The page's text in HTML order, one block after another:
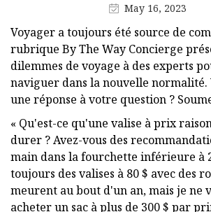
May 16, 2023
Voyager a toujours été source de
rubrique By The Way Concierge
dilemmes de voyage à des experts
naviguer dans la nouvelle normalité.
une réponse à votre question ?
« Qu'est-ce qu'une valise à prix
durer ? Avez-vous des
main dans la fourchette inférieure à
toujours des valises à 80 $ avec des
meurent au bout d'un an, mais je ne
acheter un sac à plus de 300 $ par